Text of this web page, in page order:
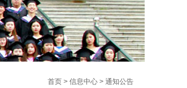
首页 > 信息中心 > 通知公告